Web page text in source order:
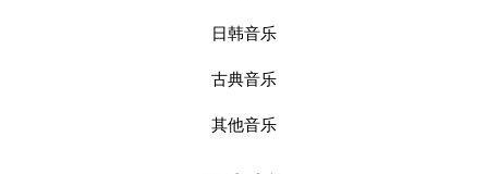
日韩音乐
古典音乐
其他音乐